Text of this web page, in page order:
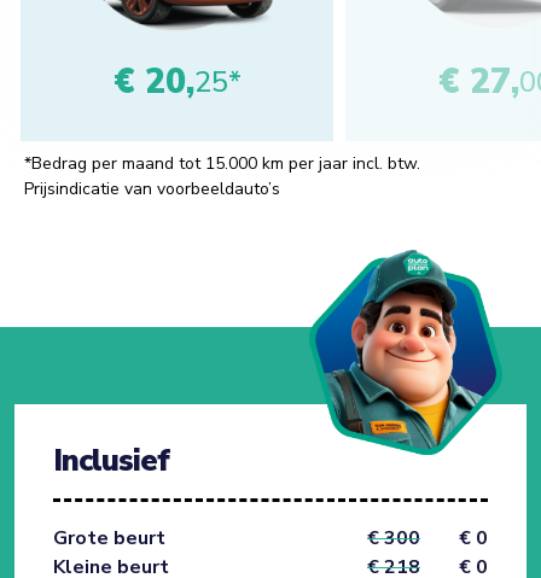
€ 20,25* € 27,
*Bedrag per maand tot 15.000 km per jaar incl. btw.
Prijsindicatie van voorbeeldauto’s
Inclusief
Grote beurt € 300
€ 0
Kleine beurt
€ 218 € 0